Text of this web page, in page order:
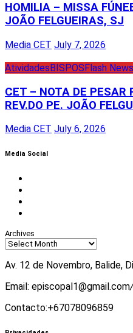
HOMILIA – MISSA
JOÃO FELGUEIRAS, SJ
Media CET July 7, 2026
AtividadesBISPOSFlash News
CET – NOTA DE PESAR
REV.DO PE. JOÃO
Media CET July 6, 2026
Media Social
Archives
Av. 12 de Novembro, Balide,
Email: episcopal1@gmail.com/
Contacto:+67078096859